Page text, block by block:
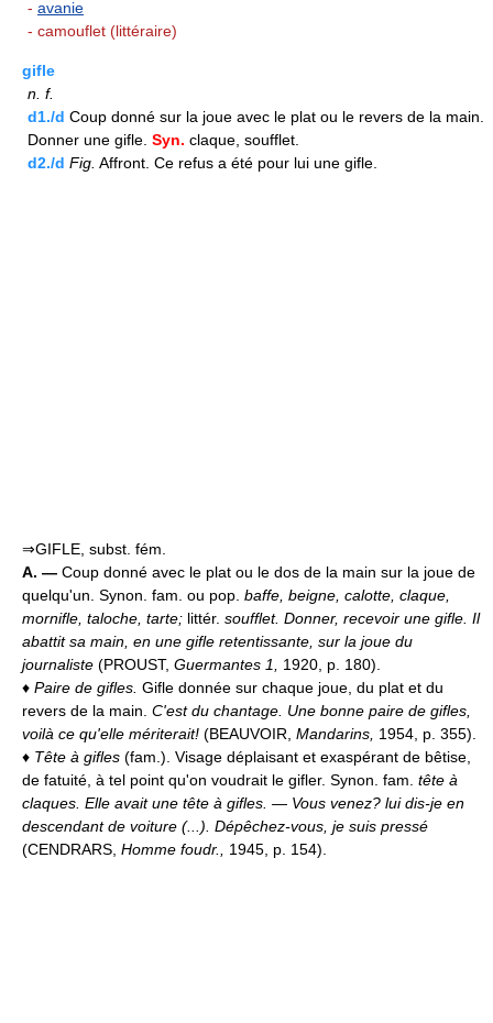
- avanie
- camouflet (littéraire)
gifle
n. f.
d1./d Coup donné sur la joue avec le plat ou le revers de la main.
Donner une gifle. Syn. claque, soufflet.
d2./d Fig. Affront. Ce refus a été pour lui une gifle.
⇒GIFLE, subst. fém.
A. — Coup donné avec le plat ou le dos de la main sur la joue de
quelqu'un. Synon. fam. ou pop. baffe, beigne, calotte, claque,
mornifle, taloche, tarte; littér. soufflet. Donner, recevoir une gifle. Il
abattit sa main, en une gifle retentissante, sur la joue du
journaliste (PROUST, Guermantes 1, 1920, p. 180).
♦ Paire de gifles. Gifle donnée sur chaque joue, du plat et du
revers de la main. C'est du chantage. Une bonne paire de gifles,
voilà ce qu'elle mériterait! (BEAUVOIR, Mandarins, 1954, p. 355).
♦ Tête à gifles (fam.). Visage déplaisant et exaspérant de bêtise,
de fatuité, à tel point qu'on voudrait le gifler. Synon. fam. tête à
claques. Elle avait une tête à gifles. — Vous venez? lui dis-je en
descendant de voiture (...). Dépêchez-vous, je suis pressé
(CENDRARS, Homme foudr., 1945, p. 154).